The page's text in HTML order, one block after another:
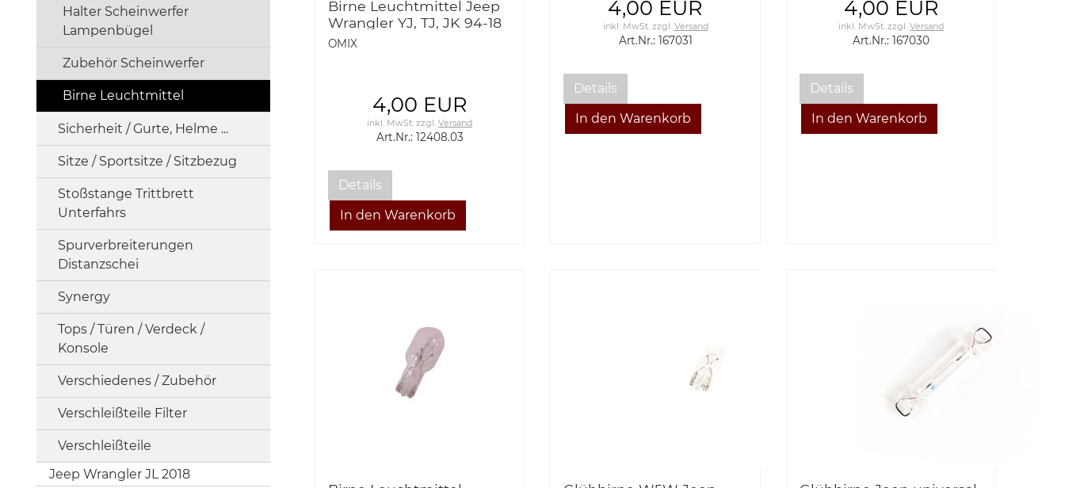
Halter Scheinwerfer
Lampenbügel
Zubehör Scheinwerfer
Birne Leuchtmittel
Sicherheit / Gurte, Helme ...
Sitze / Sportsitze / Sitzbezug
Stoßstange Trittbrett
Unterfahrs
Spurverbreiterungen
Distanzschei
Synergy
Tops / Türen / Verdeck /
Konsole
Verschiedenes / Zubehör
Verschleißteile Filter
Verschleißteile
Jeep Wrangler JL 2018
Birne Leuchtmittel Jeep
Wrangler YJ, TJ, JK 94-18
OMIX
4,00 EUR
inkl. MwSt. zzgl.Versand
Art.Nr.: 12408.03
Details
2 thread4,00 EUR
inkl. MwSt.zzgl. Versand
Art.Nr.: 167031
Details
2 thread4,00 EUR
inkl. MwSt. zzgl.Versand
Art.Nr.: 167030
Details